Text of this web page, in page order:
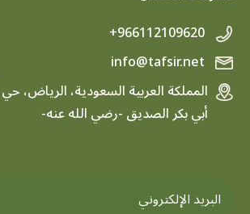
+966112109620
info@tafsir.net
المملكة العربية السعودية، الرياض، حي
أبي بكر الصديق -رضي الله عنه-